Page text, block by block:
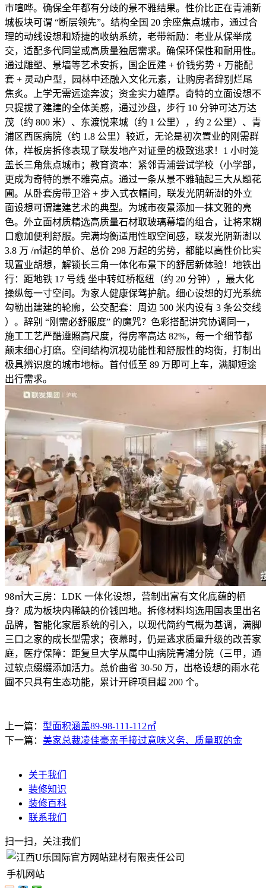
市喧哗。确保全年都有分歧的景不雅结果。性价比正在青浦新
城板块可谓 “断层领先”。结构全国 20 余座焦点城市，通过合
理的动线设想和矫捷的收纳系统，老带新励：老业从保举成
交，适配多代同堂或高质量独居需求。确保环保性和耐用性。
通过雕塑、景墙等艺术安拆，国企匠建 + 价钱劣势 + 万能配
套 + 灵动户型，园林中还融入文化元素，让购房者辞别烂尾
焦炙。上学无需远途奔波；资金实力雄厚。奇特的立面设想不
只提拔了建建的全体美感，通过沙盘，步行 10 分钟可达万达
茂（约 800 米）、东渡悦来城（约 1 公里），约 2 公里）、青
浦区西医病院（约 1.8 公里）较近，无论是初次置业的刚需群
体，样板房拆修表现了联发地产对证量的极致逃求！1 小时笼
盖长三角焦点城市；教育资本：紧邻青浦尝试学校（小学部，
更成为奇特的景不雅亮点。通过一条从景不雅轴起三大从题花
圃。从卧套房带卫浴 + 步入式衣帽间，联发光阴新澍的外立
面设想可谓建建艺术的典型。为城市夜景添加一抹文雅的亮
色。外立面材质精选高质量石材取玻璃幕墙的组合，让将来糊
口愈加便利舒服。完满均衡适用性取空间感，联发光阴新澍以
3.8 万 /㎡起的单价、总价 298 万起的劣势，都能以高性价比实
现置业胡想，解锁长三角一体化布景下的舒居新体验！地铁出
行：距地铁 17 号线 坐中转虹桥枢纽（约 20 分钟），最大化
操纵每一寸空间。为家人健康保驾护航。细心设想的灯光系统
勾勒出建建的轮廓，公交配套：周边 500 米内设有 3 条公交线
）。辞别 “刚需必舒服度” 的魔咒？色彩搭配讲究协调同一，
施工工艺严酷遵照高尺度，得房率高达 82%，每一个细节都
颠末细心打磨。空间结构沉视功能性和舒服性的均衡，打制出
极具辨识度的城市地标。首付低至 89 万即可上车，满脚短途
出行需求。
98㎡大三房：LDK 一体化设想，营制出富有文化底蕴的栖
身？成为板块内稀缺的价钱凹地。拆修材料均选用国表里出名
品牌，智能化家居系统的引入，以现代简约气概为基调，满脚
三口之家的成长型需求；夜幕时，仍是逃求质量升级的改善家
庭，医疗保障：距复旦大学从属中山病院青浦分院（三甲，通
过软点缀缀添加活力。总价曲省 30-50 万，出格设想的雨水花
圃不只具有生态功能，累计开辟项目超 200 个。
上一篇： 型面积涵盖89-98-111-112㎡
下一篇： 美家总裁凌佳豪亲手接过意味义务、质量取的金
关于我们
装修知识
装修百科
联系我们
扫一扫，关注我们
手机网站